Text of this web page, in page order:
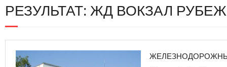
РЕЗУЛЬТАТ: ЖД ВОКЗАЛ